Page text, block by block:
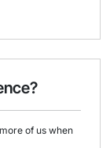
of us when